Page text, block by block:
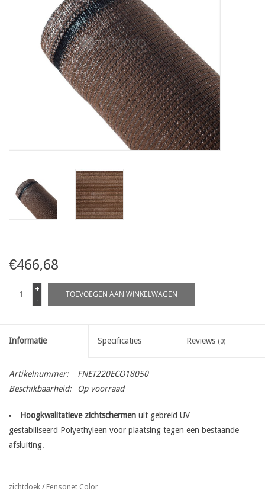
Documenten
€466,68
+
-
TOEVOEGEN AAN WINKELWAGEN
Informatie Specificaties Reviews (0)
Artikelnummer:
FNET220ECO18050
Beschikbaarheid:
Op voorraad
Hoogkwalitatieve zichtschermen uit gebreid UV
gestabiliseerd Polyethyleen voor plaatsing tegen een bestaande
afsluiting.
eenvoudige bevestiging met nietjes, gripclips, tempora clips of
zichtdoek / Fensonet Color